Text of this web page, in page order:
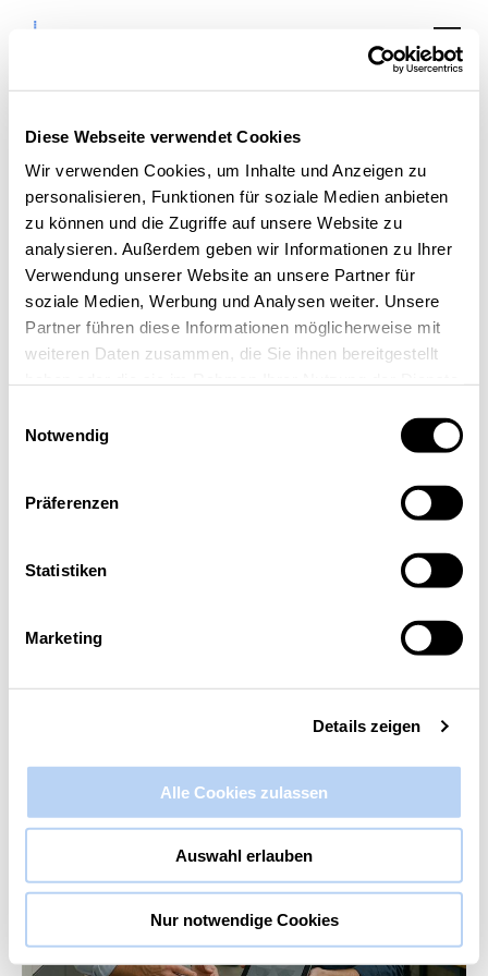
Diese Webseite verwendet Cookies
Wir verwenden Cookies, um Inhalte und Anzeigen zu
personalisieren, Funktionen für soziale Medien anbieten
zu können und die Zugriffe auf unsere Website zu
analysieren. Außerdem geben wir Informationen zu Ihrer
Verwendung unserer Website an unsere Partner für
soziale Medien, Werbung und Analysen weiter. Unsere
Partner führen diese Informationen möglicherweise mit
weiteren Daten zusammen, die Sie ihnen bereitgestellt
Notwendig
Präferenzen
Statistiken
Marketing
Details zeigen
Alle Cookies zulassen
Auswahl erlauben
Nur notwendige Cookies
Praxisleitfaden: KI
erfolgreich im
Unternehmen
einsetzen (Webinar-
Reihe)
Praxisleitfaden: KI erfolgreich im
Unternehmen einsetzen (Webinar-